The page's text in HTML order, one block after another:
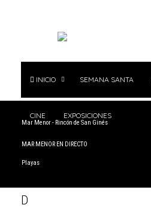
INICIO SEMANA SANTA
CINE EXPOSICIONES
Mar Menor - Rincón de San Ginés
MAR MENOR EN DIRECTO
Playas
D